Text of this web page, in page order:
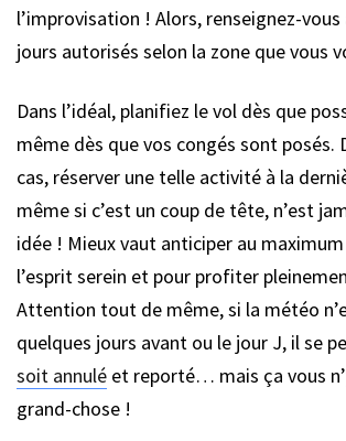
l’improvisation ! Alors, renseignez-vous
jours autorisés selon la zone que vous
Dans l’idéal, planifiez le vol dès que
même dès que vos congés sont posés.
cas, réserver une telle activité à la
même si c’est un coup de tête, n’est
idée ! Mieux vaut anticiper au
l’esprit serein et pour profiter
Attention tout de même, si la météo
quelques jours avant ou le jour J, il se
soit annulé et reporté… mais ça vous
grand-chose !